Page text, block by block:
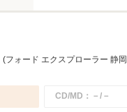
(フォード エクスプローラー 静
CD/MD：－/－